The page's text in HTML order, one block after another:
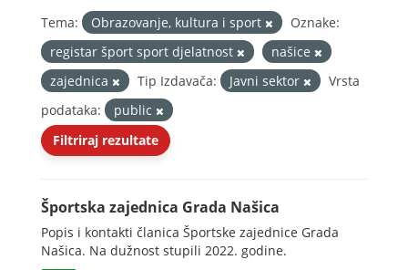
Tema: Obrazovanje, kultura i sport
Oznake:
registar šport sport djelatnost
našice
zajednica
Tip Izdavača: Javni sektor
Vrsta
podataka:
public
Filtriraj rezultate
Športska zajednica Grada Našica
Popis i kontakti članica Športske zajednice Grada
Našica. Na dužnost stupili 2022. godine.